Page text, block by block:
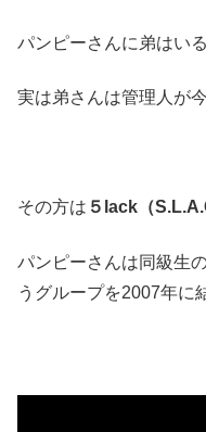
パンピーさんに弟はい
実は弟さんは管理人が
その方は ５lack（
パンピーさんは同級生
うグループを2007年に